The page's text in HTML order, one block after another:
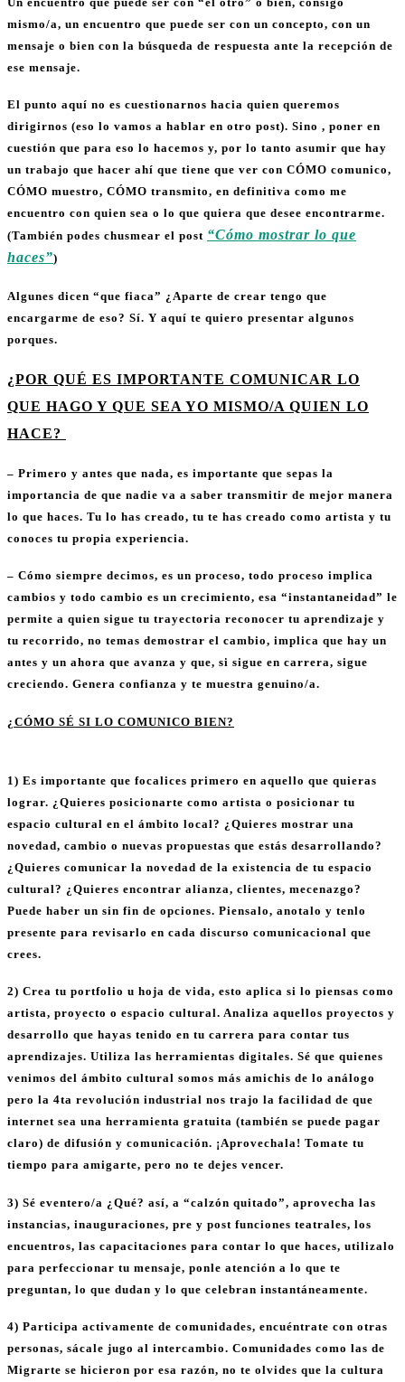
mismo/a, un encuentro que puede ser con un concepto, con un
mensaje o bien con la búsqueda de respuesta ante la recepción de
ese mensaje.
El punto aquí no es cuestionarnos hacia quien queremos
dirigirnos (eso lo vamos a hablar en otro post). Sino , poner en
cuestión que para eso lo hacemos y, por lo tanto asumir que hay
un trabajo que hacer ahí que tiene que ver con CÓMO comunico,
CÓMO muestro, CÓMO transmito, en definitiva como me
encuentro con quien sea o lo que quiera que desee encontrarme.
(También podes chusmear el post “Cómo mostrar lo que
haces”)
Algunes dicen “que fiaca” ¿Aparte de crear tengo que
encargarme de eso? Sí. Y aquí te quiero presentar algunos
porques.
¿POR QUÉ ES IMPORTANTE COMUNICAR LO
QUE HAGO Y QUE SEA YO MISMO/A QUIEN LO
HACE?
– Primero y antes que nada, es importante que sepas la
importancia de que nadie va a saber transmitir de mejor manera
lo que haces. Tu lo has creado, tu te has creado como artista y tu
conoces tu propia experiencia.
– Cómo siempre decimos, es un proceso, todo proceso implica
cambios y todo cambio es un crecimiento, esa “instantaneidad” le
permite a quien sigue tu trayectoria reconocer tu aprendizaje y
tu recorrido, no temas demostrar el cambio, implica que hay un
antes y un ahora que avanza y que, si sigue en carrera, sigue
creciendo. Genera confianza y te muestra genuino/a.
¿CÓMO SÉ SI LO COMUNICO BIEN?
1) Es importante que focalices primero en aquello que quieras
lograr. ¿Quieres posicionarte como artista o posicionar tu
espacio cultural en el ámbito local? ¿Quieres mostrar una
novedad, cambio o nuevas propuestas que estás desarrollando?
¿Quieres comunicar la novedad de la existencia de tu espacio
cultural? ¿Quieres encontrar alianza, clientes, mecenazgo?
Puede haber un sin fin de opciones. Piensalo, anotalo y tenlo
presente para revisarlo en cada discurso comunicacional que
crees.
2) Crea tu portfolio u hoja de vida, esto aplica si lo piensas como
artista, proyecto o espacio cultural. Analiza aquellos proyectos y
desarrollo que hayas tenido en tu carrera para contar tus
aprendizajes. Utiliza las herramientas digitales. Sé que quienes
venimos del ámbito cultural somos más amichis de lo análogo
pero la 4ta revolución industrial nos trajo la facilidad de que
internet sea una herramienta gratuita (también se puede pagar
claro) de difusión y comunicación. ¡Aprovechala! Tomate tu
tiempo para amigarte, pero no te dejes vencer.
3) Sé eventero/a ¿Qué? así, a “calzón quitado”, aprovecha las
instancias, inauguraciones, pre y post funciones teatrales, los
encuentros, las capacitaciones para contar lo que haces, utilizalo
para perfeccionar tu mensaje, ponle atención a lo que te
preguntan, lo que dudan y lo que celebran instantáneamente.
4) Participa activamente de comunidades, encuéntrate con otras
personas, sácale jugo al intercambio. Comunidades como las de
Migrarte se hicieron por esa razón, no te olvides que la cultura